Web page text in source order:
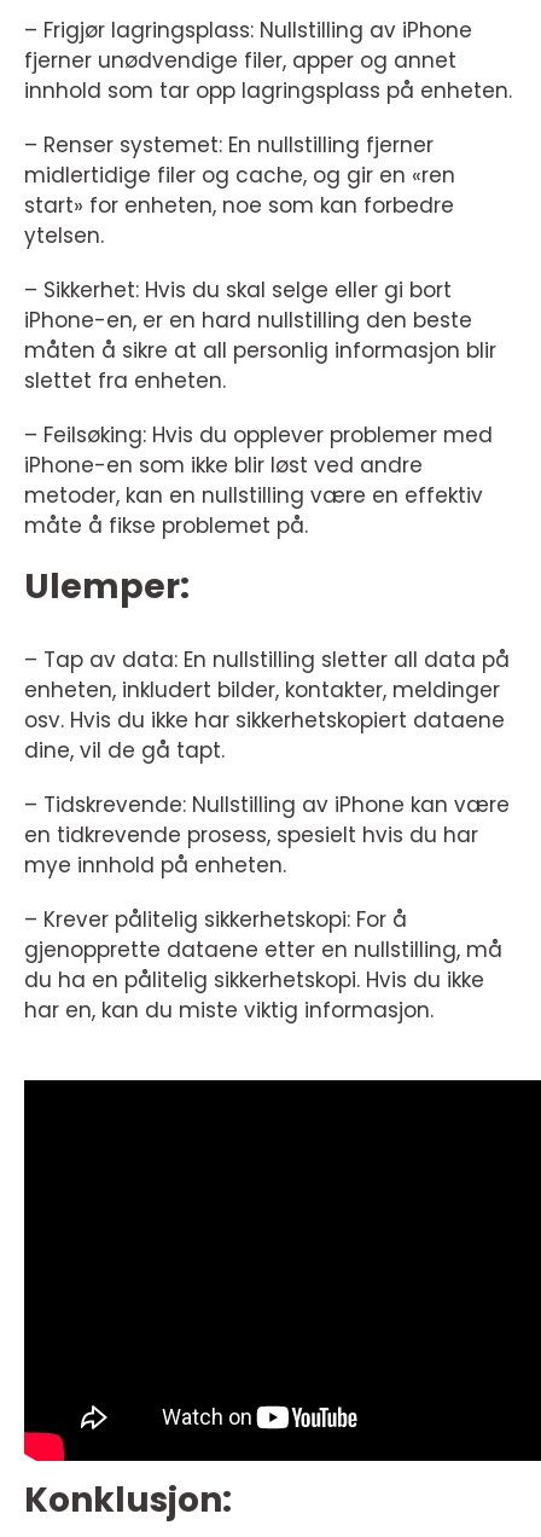
– Frigjør lagringsplass: Nullstilling av iPhone
fjerner unødvendige filer, apper og annet
innhold som tar opp lagringsplass på enheten.
– Renser systemet: En nullstilling fjerner
midlertidige filer og cache, og gir en «ren
start» for enheten, noe som kan forbedre
ytelsen.
– Sikkerhet: Hvis du skal selge eller gi bort
iPhone-en, er en hard nullstilling den beste
måten å sikre at all personlig informasjon blir
slettet fra enheten.
– Feilsøking: Hvis du opplever problemer med
iPhone-en som ikke blir løst ved andre
metoder, kan en nullstilling være en effektiv
måte å fikse problemet på.
Ulemper:
– Tap av data: En nullstilling sletter all data på
enheten, inkludert bilder, kontakter, meldinger
osv. Hvis du ikke har sikkerhetskopiert dataene
dine, vil de gå tapt.
– Tidskrevende: Nullstilling av iPhone kan være
en tidkrevende prosess, spesielt hvis du har
mye innhold på enheten.
– Krever pålitelig sikkerhetskopi: For å
gjenopprette dataene etter en nullstilling, må
du ha en pålitelig sikkerhetskopi. Hvis du ikke
har en, kan du miste viktig informasjon.
Konklusjon: